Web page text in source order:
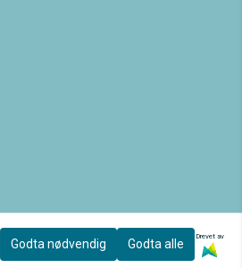
Godta nødvendig Godta alle
Drevet av